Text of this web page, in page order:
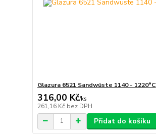
Glazura 6521 Sandwüste 1140 - 1220°C
316,00 Kč/ks
261,16 Kč bez DPH
Přidat do košíku